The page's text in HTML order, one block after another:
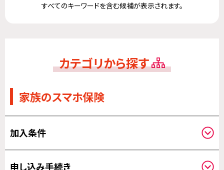
すべてのキーワードを含む候補が表示されます。
カテゴリから探す
家族のスマホ保険
加入条件
申し込み手続き